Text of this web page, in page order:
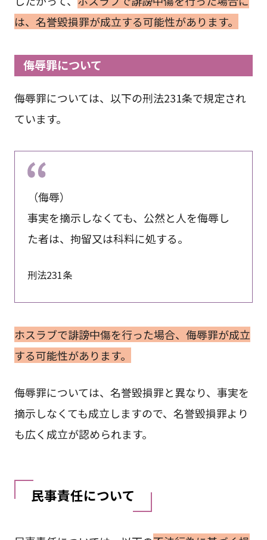
は、名誉毀損罪が成立する可能性があります。
侮辱罪について
侮辱罪については、以下の刑法231条で規定され
ています。
（侮辱）
事実を摘示しなくても、公然と人を侮辱し
た者は、拘留又は科料に処する。
刑法231条
ホスラブで誹謗中傷を行った場合、侮辱罪が成立
する可能性があります。
侮辱罪については、名誉毀損罪と異なり、事実を
摘示しなくても成立しますので、名誉毀損罪より
も広く成立が認められます。
民事責任について